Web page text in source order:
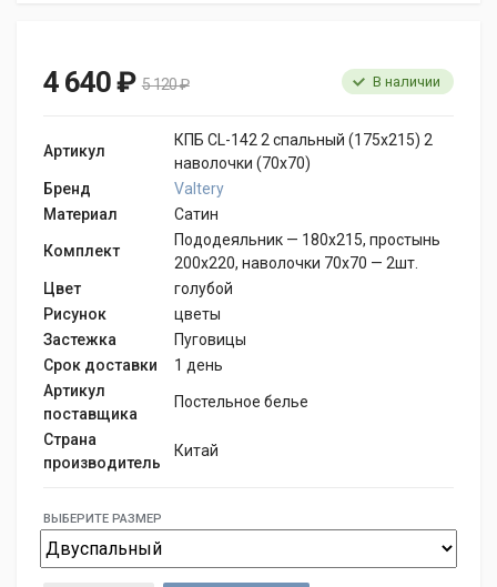
4 640 ₽ 5 120 ₽ В наличии
Артикул
КПБ CL-142 2 спальный (175х215) 2
наволочки (70х70)
Бренд
Valtery
Материал
Сатин
Комплект
Пододеяльник — 180х215, простынь
200х220, наволочки 70х70 — 2шт.
Цвет
голубой
Рисунок
цветы
Застежка
Пуговицы
Срок доставки
1 день
Артикул
поставщика
Постельное белье
Страна
производитель
Китай
ВЫБЕРИТЕ РАЗМЕР